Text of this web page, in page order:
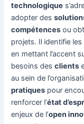
technologique
adopter des
compétences ou
projets. Il identifie
en mettant l’accent
besoins desclients
au sein de
pratiques pour
renforcer l’état
enjeux de l’open